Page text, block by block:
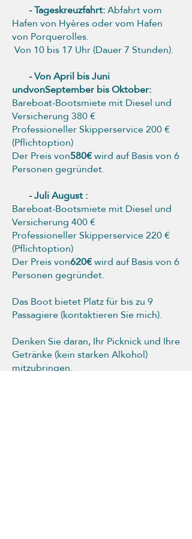
- Tageskreuzfahrt:Abfahrt vom
Hafen von Hyères oder vom Hafen
von Porquerolles.
Von 10 bis 17 Uhr (Dauer 7 Stunden).
-Von April bis Juni
undvonSeptember bis Oktober:
Bareboat-Bootsmiete mit Diesel und
Versicherung 380 €
Professioneller Skipperservice 200 €
(Pflichtoption)
Der Preis von580€wird auf Basis von 6
Personen gegründet.
- Juli August :
Bareboat-Bootsmiete mit Diesel und
Versicherung 400 €
Professioneller Skipperservice 220 €
(Pflichtoption)
Der Preis von620€wird auf Basis von 6
Personen gegründet.
Das Boot bietet Platz für bis zu 9
Passagiere (kontaktieren Sie mich).
Denken Sie daran, Ihr Picknick und Ihre
Getränke (kein starken Alkohol)
mitzubringen.